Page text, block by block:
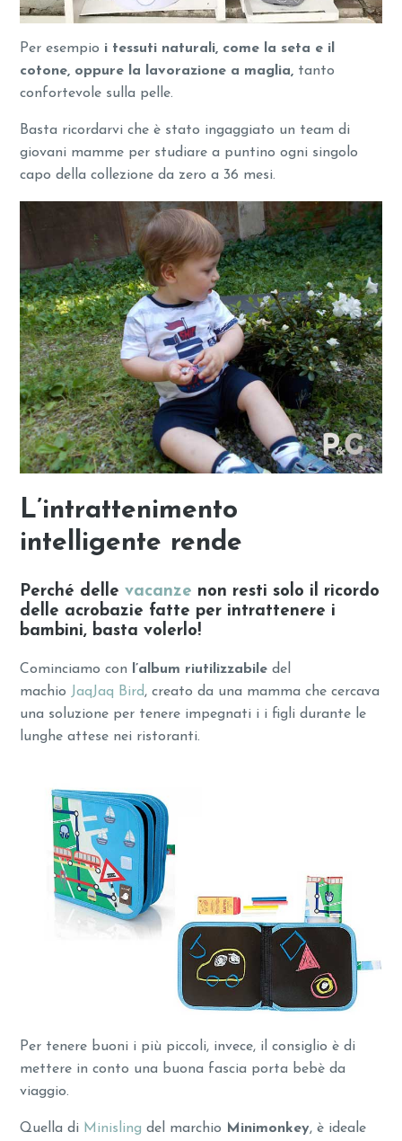
Per esempio i tessuti naturali, come la seta e il
cotone, oppure la lavorazione a maglia, tanto
confortevole sulla pelle.
Basta ricordarvi che è stato ingaggiato un team di
giovani mamme per studiare a puntino ogni singolo
capo della collezione da zero a 36 mesi.
L’intrattenimento
intelligente rende
Perché dellevacanze non resti solo il ricordo
delle acrobazie fatte per intrattenere i
bambini, basta volerlo!
Cominciamo con l’album riutilizzabile del
machio JaqJaq Bird, creato da una mamma che cercava
una soluzione per tenere impegnati i i figli durante le
lunghe attese nei ristoranti.
Per tenere buoni i più piccoli, invece, il consiglio è di
mettere in conto una buona fascia porta bebè da
viaggio.
Quella di Minisling del marchio Minimonkey, è ideale